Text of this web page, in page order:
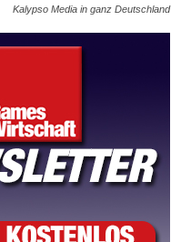
Kalypso Media in ganz Deutschland